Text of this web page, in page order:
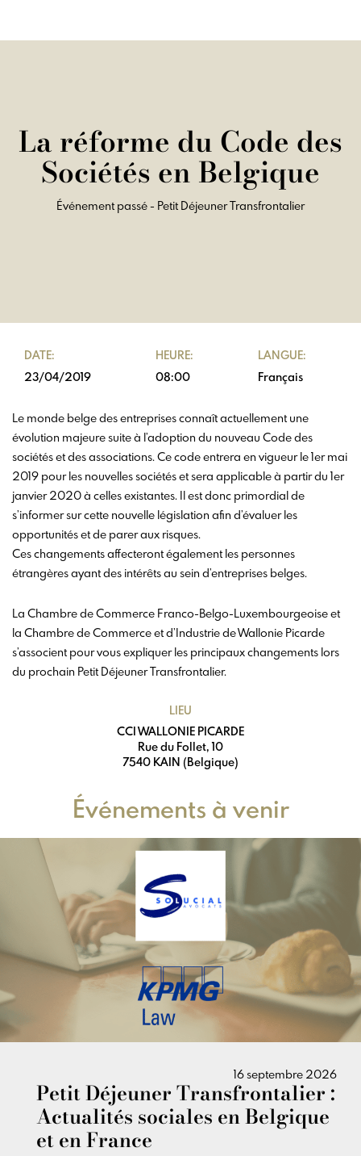
La réforme du Code des
Sociétés en Belgique
Événement passé - Petit Déjeuner Transfrontalier
DATE:
23/04/2019
HEURE:
08:00
LANGUE:
Français
Le monde belge des entreprises connaît actuellement une
évolution majeure suite à l’adoption du nouveau Code des
sociétés et des associations. Ce code entrera en vigueur le 1er mai
2019 pour les nouvelles sociétés et sera applicable à partir du 1er
janvier 2020 à celles existantes. Il est donc primordial de
s’informer sur cette nouvelle législation afin d’évaluer les
opportunités et de parer aux risques.
Ces changements affecteront également les personnes
étrangères ayant des intérêts au sein d’entreprises belges.
La Chambre de Commerce Franco-Belgo-Luxembourgeoise et
la Chambre de Commerce et d’Industrie de Wallonie Picarde
s’associent pour vous expliquer les principaux changements lors
du prochain Petit Déjeuner Transfrontalier.
LIEU
CCI WALLONIE PICARDE
Rue du Follet, 10
7540 KAIN (Belgique)
Événements à venir
16 septembre 2026
Petit Déjeuner Transfrontalier :
Actualités sociales en Belgique
et en France